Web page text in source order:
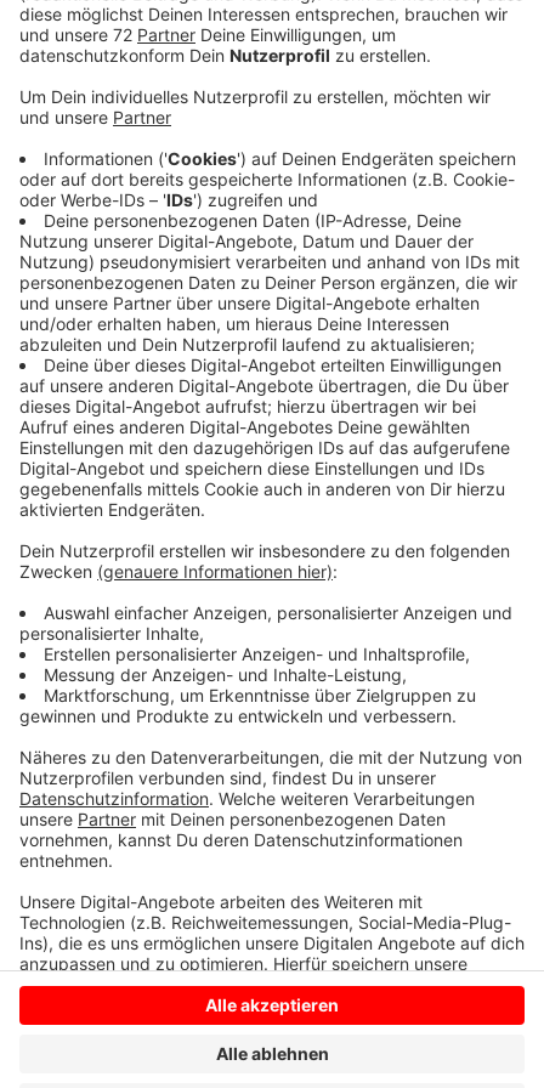
arbeitslos gemeldeten Menschen um fast 2 Prozent.
um knapp über 10 Prozent zurück. Dass sich
gleichzeitig rund 1050 Menschen neu arbeitslos
melden mussten, sieht der Leiter der Agentur für
Arbeit in Coesfeld nicht als Negativtrend. Das sei nicht
immer auf wirtschaftliche Sparzwänge
zurückzuführen. Entscheidend sei eine Dynamik auf
dem Arbeitsmarkt. Auch wenn Arbeitgeber im Mai
etwas weniger offene Stellen gemeldet haben als im
April, waren es gleichzeitig etwas mehr als noch vor
einem Jahr. Die Arbeitsagentur setzt darauf, dass
Arbeitgeber in Zukunft weniger zurückhaltend sind.
Erste Unternehmen investierten schon gezielt in neues
Personal. Das gebe Hoffnung für eine mögliche
Kehrtwende. Menschen, die noch auf der Suche sind,
bittet der Leiter der Coesfelder Arbeitsagentur um
Geduld. Viele nutzen die Phase auch, um sich beruflich
weiter zu qualifizieren. Die Agentur für Arbeit in
Coesfeld berät dazu gerne. Denn das erhöhe die
Chancen auf dem Arbeitsmarkt.
Anzeige